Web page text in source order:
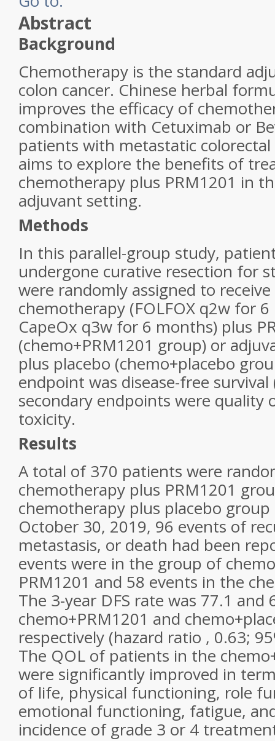
Abstract
Background
Chemotherapy is the standard
colon cancer. Chinese herbal
improves the efficacy of
combination with Cetuximab or
patients with metastatic
aims to explore the benefits of
chemotherapy plus PRM1201 in
adjuvant setting.
Methods
In this parallel-group study,
undergone curative resection for
were randomly assigned to
chemotherapy (FOLFOX q2w for
CapeOx q3w for 6 months) plus
(chemo+PRM1201 group) or
plus placebo (chemo+placebo
endpoint was disease-free survival
secondary endpoints were quality
toxicity.
Results
A total of 370 patients were
chemotherapy plus PRM1201
chemotherapy plus placebo
October 30, 2019, 96 events of
metastasis, or death had been
events were in the group of
PRM1201 and 58 events in the
The 3-year DFS rate was 77.1 and
chemo+PRM1201 and
respectively (hazard ratio , 0.63;
The QOL of patients in the
were significantly improved in
of life, physical functioning, role
emotional functioning, fatigue,
incidence of grade 3 or 4